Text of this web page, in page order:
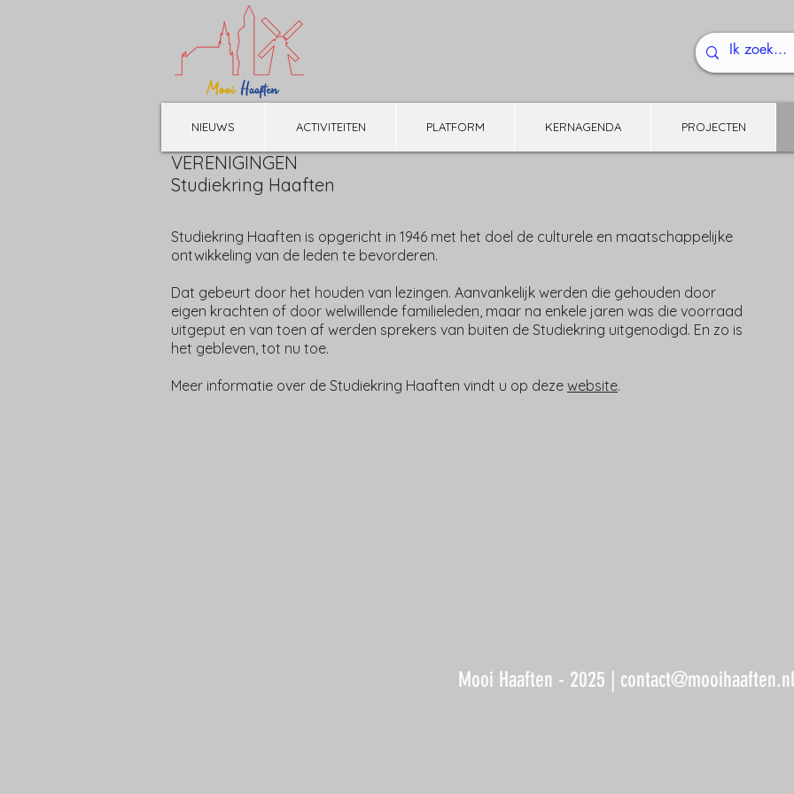
NIEUWS ACTIVITEITEN PLATFORM KERNAGENDA PROJECTEN
VERENIGINGEN
Studiekring Haaften
Studiekring Haaften is opgericht in 1946 met het doel de culturele en maatschappelijke
ontwikkeling van de leden te bevorderen.
Dat gebeurt door het houden van lezingen. Aanvankelijk werden die gehouden door
eigen krachten of door welwillende familieleden, maar na enkele jaren was die voorraad
uitgeput en van toen af werden sprekers van buiten de Studiekring uitgenodigd. En zo is
het gebleven, tot nu toe.
Meer informatie over de Studiekring Haaften vindt u op deze website.
Mooi Haaften - 2025 | contact@mooihaaften.nl